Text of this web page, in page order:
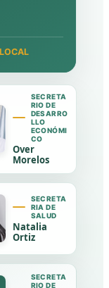
SECRETA
RIO DE
DESARRO
LLO
ECONÓMI
CO
Over
Morelos
SECRETA
RIA DE
SALUD
Natalia
Ortiz
SECRETA
RIO DE